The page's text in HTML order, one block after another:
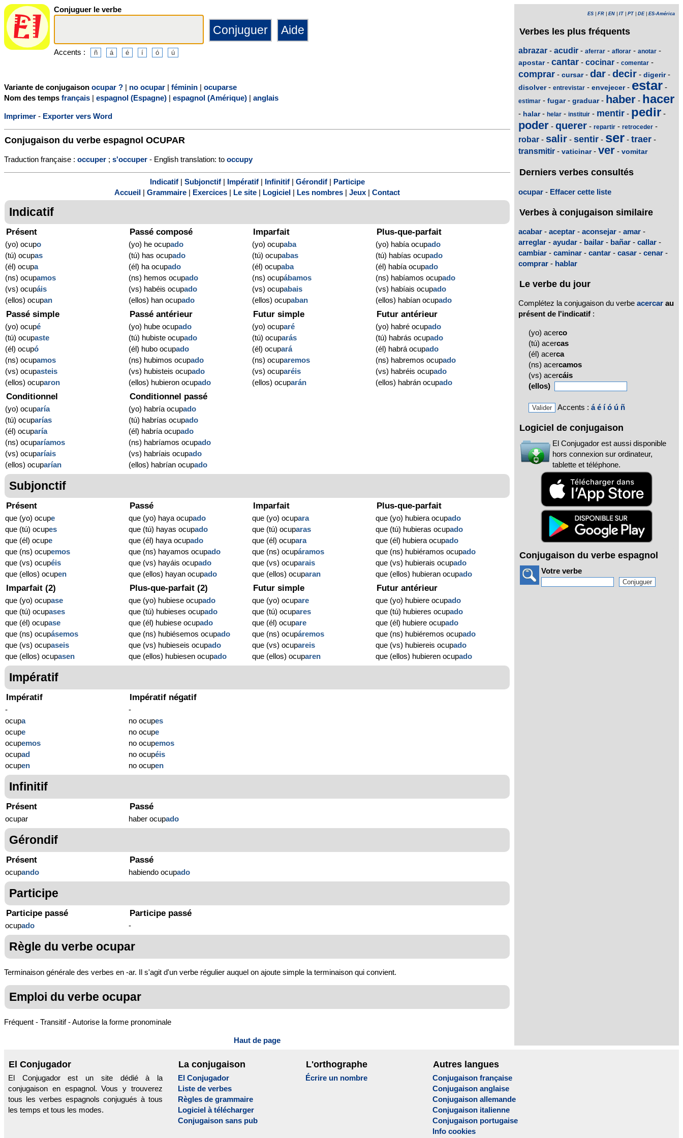
Conjuguer le verbe
Accents :
Variante de conjugaison ocupar ? | no ocupar | féminin | ocuparse
Nom des temps français | espagnol (Espagne) | espagnol (Amérique) | anglais
Imprimer - Exporter vers Word
Conjugaison du verbe espagnol OCUPAR
Traduction française : occuper ; s'occuper - English translation: to occupy
Indicatif| Subjonctif| Impératif| Infinitif| Gérondif|
Participe
Accueil
Grammaire Exercices Le site Logiciel Les nombres Jeux Contact
Indicatif
Présent
(yo) ocupo
(tú) ocupas
(él) ocupa
(ns) ocupamos
(vs) ocupáis
(ellos) ocupan
Passé composé
(yo) he ocupado
(tú) has ocupado
(él) ha ocupado
(ns) hemos ocupado
(vs) habéis ocupado
(ellos) han ocupado
Imparfait
(yo) ocupaba
(tú) ocupabas
(él) ocupaba
(ns) ocupábamos
(vs) ocupabais
(ellos) ocupaban
Plus-que-parfait
(yo) había ocupado
(tú) habías ocupado
(él) había ocupado
(ns) habíamos ocupado
(vs) habíais ocupado
(ellos) habían ocupado
Passé simple
(yo) ocupé
(tú) ocupaste
(él) ocupó
(ns) ocupamos
(vs) ocupasteis
(ellos) ocuparon
Passé antérieur
(yo) hube ocupado
(tú) hubiste ocupado
(él) hubo ocupado
(ns) hubimos ocupado
(vs) hubisteis ocupado
(ellos) hubieron ocupado
Futur simple
(yo) ocuparé
(tú) ocuparás
(él) ocupará
(ns) ocuparemos
(vs) ocuparéis
(ellos) ocuparán
Futur antérieur
(yo) habré ocupado
(tú) habrás ocupado
(él) habrá ocupado
(ns) habremos ocupado
(vs) habréis ocupado
(ellos) habrán ocupado
Conditionnel
(yo) ocuparía
(tú) ocuparías
(él) ocuparía
(ns) ocuparíamos
(vs) ocuparíais
(ellos) ocuparían
Conditionnel passé
(yo) habría ocupado
(tú) habrías ocupado
(él) habría ocupado
(ns) habríamos ocupado
(vs) habríais ocupado
(ellos) habrían ocupado
Subjonctif
Présent
que (yo) ocupe
que (tú) ocupes
que (él) ocupe
que (ns) ocupemos
que (vs) ocupéis
que (ellos) ocupen
Passé
que (yo) haya ocupado
que (tú) hayas ocupado
que (él) haya ocupado
que (ns) hayamos ocupado
que (vs) hayáis ocupado
que (ellos) hayan ocupado
Imparfait
que (yo) ocupara
que (tú) ocuparas
que (él) ocupara
que (ns) ocupáramos
que (vs) ocuparais
que (ellos) ocuparan
Plus-que-parfait
que (yo) hubiera ocupado
que (tú) hubieras ocupado
que (él) hubiera ocupado
que (ns) hubiéramos ocupado
que (vs) hubierais ocupado
que (ellos) hubieran ocupado
Imparfait (2)
que (yo) ocupase
que (tú) ocupases
que (él) ocupase
que (ns) ocupásemos
que (vs) ocupaseis
que (ellos) ocupasen
Plus-que-parfait (2)
que (yo) hubiese ocupado
que (tú) hubieses ocupado
que (él) hubiese ocupado
que (ns) hubiésemos ocupado
que (vs) hubieseis ocupado
que (ellos) hubiesen ocupado
Futur simple
que (yo) ocupare
que (tú) ocupares
que (él) ocupare
que (ns) ocupáremos
que (vs) ocupareis
que (ellos) ocuparen
Futur antérieur
que (yo) hubiere ocupado
que (tú) hubieres ocupado
que (él) hubiere ocupado
que (ns) hubiéremos ocupado
que (vs) hubiereis ocupado
que (ellos) hubieren ocupado
Impératif
Impératif
-
ocupa
ocupe
ocupemos
ocupad
ocupen
Impératif négatif
-
no ocupes
no ocupe
no ocupemos
no ocupéis
no ocupen
Infinitif
Présent
ocupar
Passé
haber ocupado
Gérondif
Présent
ocupando
Passé
habiendo ocupado
Participe
Participe passé
ocupado
Participe passé
-
Règle du verbe ocupar
Terminaison générale des verbes en -ar. Il s'agit d'un verbe régulier auquel on ajoute simple la terminaison qui convient.
Emploi du verbe ocupar
Fréquent - Transitif - Autorise la forme pronominale
Haut de page
ES FR EN IT PT DE| ES-América
Verbes les plus fréquents
abrazar - acudir - aferrar - aflorar - anotar -
apostar- cantar - cocinar - comentar -
comprar - cursar- dar - decir - digerir-
disolver- entrevistar - envejecer- estar -
estimar - fugar- graduar- haber - hacer
- halar- helar - instituir - mentir - pedir -
poder - querer - repartir - retroceder -
robar - salir - sentir - ser - traer -
transmitir - vaticinar- ver - vomitar
Derniers verbes consultés
ocupar - Effacer cette liste
Verbes à conjugaison similaire
acabar - aceptar - aconsejar - amar -
arreglar - ayudar - bailar - bañar - callar -
cambiar - caminar - cantar - casar - cenar -
comprar - hablar
Le verbe du jour
Complétez la conjugaison du verbe acercar au
présent de l'indicatif :
(yo) acerco
(tú) acercas
(él) acerca
(ns) acercamos
(vs) acercáis
(ellos)
Accents : á é í ó ú ñ
Logiciel de conjugaison
El Conjugador est aussi disponible
hors connexion sur ordinateur,
tablette et téléphone.
Conjugaison du verbe espagnol
Votre verbe
El Conjugador
El Conjugador est un site dédié à la
conjugaison en espagnol. Vous y trouverez
tous les verbes espagnols conjugués à tous
les temps et tous les modes.
La conjugaison
El Conjugador
Liste de verbes
Règles de grammaire
Logiciel à télécharger
Conjugaison sans pub
L'orthographe
Écrire un nombre
Autres langues
Conjugaison française
Conjugaison anglaise
Conjugaison allemande
Conjugaison italienne
Conjugaison portugaise
Info cookies